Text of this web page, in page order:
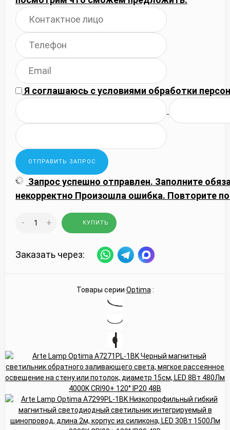
Я соглашаюсь сусловиями обработки
Запрос успешно отправлен. Заполните
некорректно Произошла ошибка. Повторите
- + КУПИТЬ
Заказать через:
Товары серии Optima :